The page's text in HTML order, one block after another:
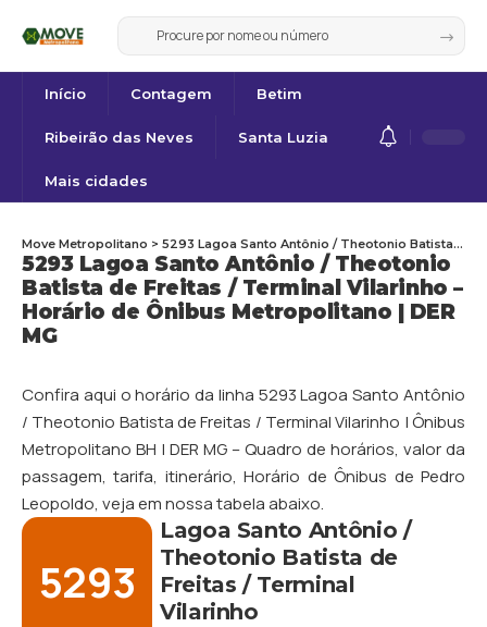
Início Contagem Betim
Ribeirão das Neves Santa Luzia
Mais cidades
5293 Lagoa Santo Antônio / Theotonio
Batista de Freitas / Terminal Vilarinho –
Horário de Ônibus Metropolitano | DER
MG
Move Metropolitano > 5293 Lagoa Santo Antônio / Theotonio Batista de Freitas / Terminal Vilarinho – Horário de Ônibus Metropolitano | DER MG
Confira aqui o horário da linha 5293 Lagoa Santo Antônio
/ Theotonio Batista de Freitas / Terminal Vilarinho | Ônibus
Metropolitano BH | DER MG – Quadro de horários, valor da
passagem, tarifa, itinerário, Horário de Ônibus de Pedro
Leopoldo, veja em nossa tabela abaixo.
5293
Lagoa Santo Antônio /
Theotonio Batista de
Freitas / Terminal
Vilarinho